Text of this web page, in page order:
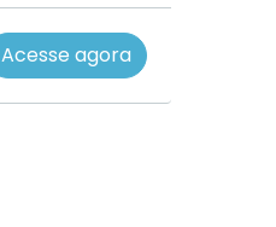
Acesse agora